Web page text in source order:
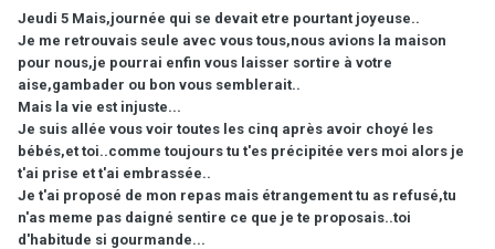
Jeudi 5 Mais,journée qui se devait etre pourtant joyeuse..
Je me retrouvais seule avec vous tous,nous avions la maison
pour nous,je pourrai enfin vous laisser sortire à votre
aise,gambader ou bon vous semblerait..
Mais la vie est injuste...
Je suis allée vous voir toutes les cinq après avoir choyé les
bébés,et toi..comme toujours tu t'es précipitée vers moi alors je
t'ai prise et t'ai embrassée..
Je t'ai proposé de mon repas mais étrangement tu as refusé,tu
n'as meme pas daigné sentire ce que je te proposais..toi
d'habitude si gourmande...